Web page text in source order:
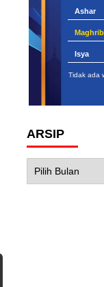
Ashar
Maghrib
Isya
Tidak ada
ARSIP